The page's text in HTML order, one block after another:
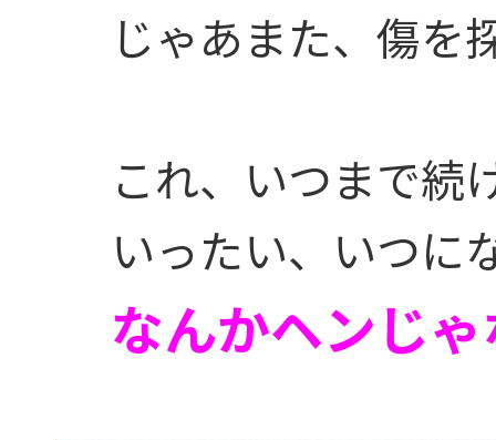
じゃあまた、傷
これ、いつまで続
いったい、いつに
なんかヘンじ